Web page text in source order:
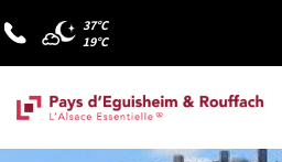
37°C
19°C